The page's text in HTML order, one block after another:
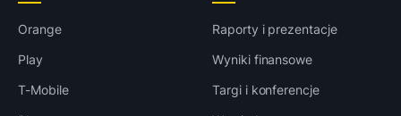
Orange
Play
T-Mobile
Raporty i prezentacje
Wyniki finansowe
Targi i konferencje